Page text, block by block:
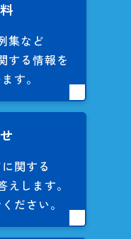
集など
する情報を
す。
関する
します。
ださい。